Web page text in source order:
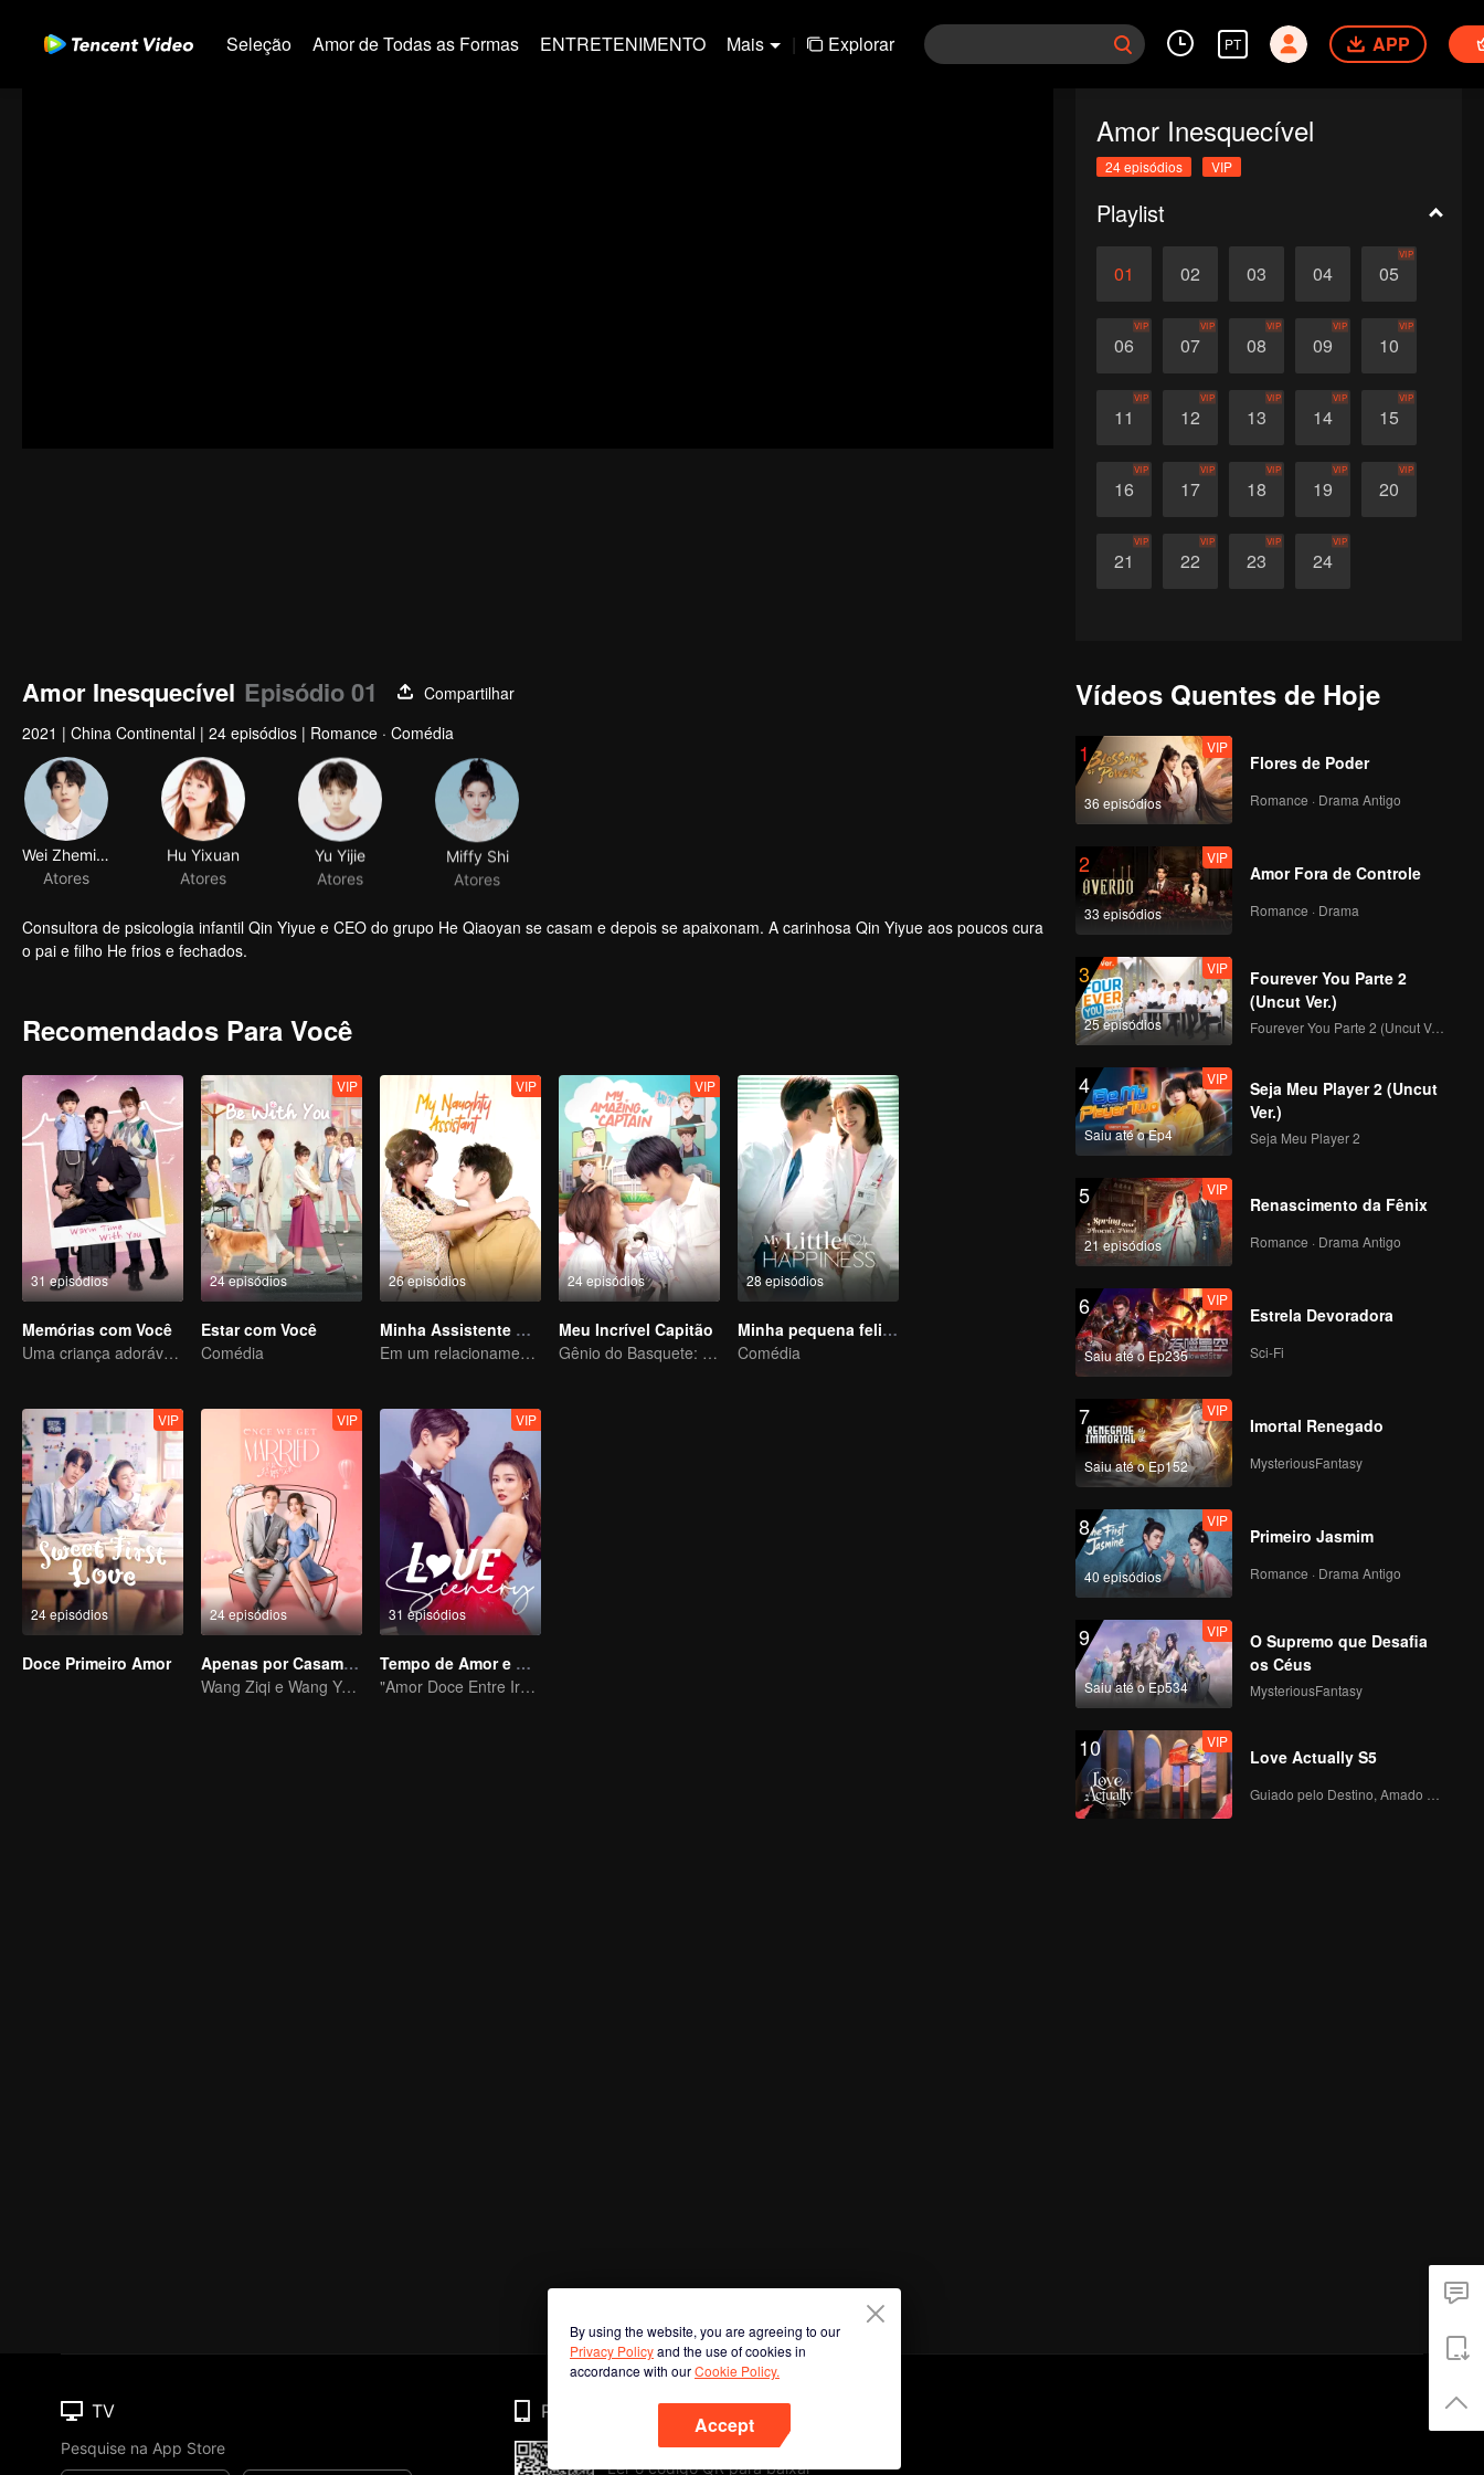
Seleção Amor de Todas as Formas ENTRETENIMENTO Mais | Explorar PT APP
Amor Inesquecível
24 episódios VIP
Playlist
01 02 03 04 05
VIP
06
VIP
07
VIP
08
VIP
09
VIP
10
VIP
11
VIP
12
VIP
13
VIP
14
VIP
15
VIP
16
VIP
17
VIP
18
VIP
19
VIP
20
VIP
21
VIP
22
VIP
23
VIP
24
VIP
Amor Inesquecível Episódio 01
Compartilhar
2021 | China Continental | 24 episódios | Romance · Comédia
Wei Zheming
Atores
Hu Yixuan
Atores
Yu Yijie
Atores
Miffy Shi
Atores
Consultora de psicologia infantil Qin Yiyue e CEO do grupo He Qiaoyan se casam e depois se apaixonam. A carinhosa Qin Yiyue aos poucos cura
o pai e filho He frios e fechados.
Recomendados Para Você
31 episódios
Memórias com Você
Uma criança adorável ajuda pais falsos a transformarem em realidade
24 episódios
VIP
Estar com Você
Comédia
26 episódios
VIP
Minha Assistente Atrevida
Em um relacionamento com um ídolo
24 episódios
VIP
Meu Incrível Capitão
Gênio do Basquete: Amor em um Novo Corpo
28 episódios
Minha pequena felicidade
Comédia
24 episódios
VIP
Doce Primeiro Amor
24 episódios
VIP
Apenas por Casamento
Wang Ziqi e Wang Yuwen encenaram um amor contratual
31 episódios
VIP
Tempo de Amor e Alegria com Você
"Amor Doce Entre Irmãos"
Vídeos Quentes de Hoje
1
36 episódios
VIP
Flores de Poder
Romance · Drama Antigo
2
33 episódios
VIP
Amor Fora de Controle
Romance · Drama
3
25 episódios
VIP
Fourever You Parte 2
(Uncut Ver.)
Fourever You Parte 2 (Uncut Ver.)
4
Saiu até o Ep4
VIP
Seja Meu Player 2 (Uncut
Ver.)
Seja Meu Player 2
5
21 episódios
VIP
Renascimento da Fênix
Romance · Drama Antigo
6
Saiu até o Ep235
VIP
Estrela Devoradora
Sci-Fi
7
Saiu até o Ep152
VIP
Imortal Renegado
MysteriousFantasy
8
40 episódios
VIP
Primeiro Jasmim
Romance · Drama Antigo
9
Saiu até o Ep534
VIP
O Supremo que Desafia
os Céus
MysteriousFantasy
10 VIP
Love Actually S5
By using the website, you are agreeing to our
Privacy Policyand the use of cookies in
accordance with ourCookie Policy.
Accept
TV
Pesquise na App Store
Phone
Ler o código QR para baixar